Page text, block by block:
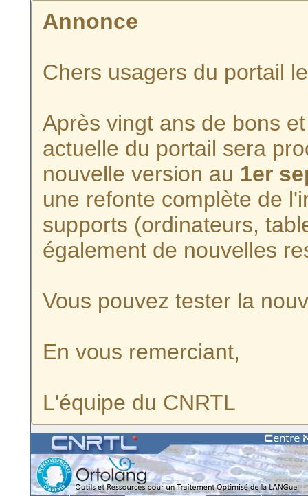
Annonce
Chers usagers du portail
Après vingt ans de bons
actuelle du portail sera
nouvelle version au 1er
une refonte complète de
supports (ordinateurs,
également de nouvelles
Vous pouvez tester la
En vous remerciant,
L'équipe du CNRTL